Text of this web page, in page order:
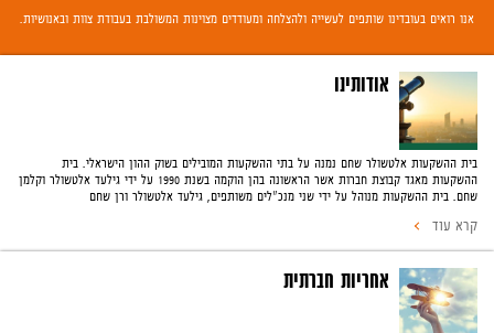
אנו רואים בעובדינו שותפים לעשייה ולהצלחה ומעודדים מצוינות המשולבת בעבודת צוות ובאנושיות.
אודותינו
בית ההשקעות אלטשולר שחם נמנה על בתי ההשקעות המובילים בשוק ההון הישראלי. בית
ההשקעות מאגד קבוצת חברות אשר הראשונה בהן הוקמה בשנת 1990 על ידי גילעד אלטשולר וקלמן
שחם. בית ההשקעות מנוהל על ידי שני מנכ"לים משותפים, גילעד אלטשולר ורן שחם
קרא עוד
אחריות חברתית